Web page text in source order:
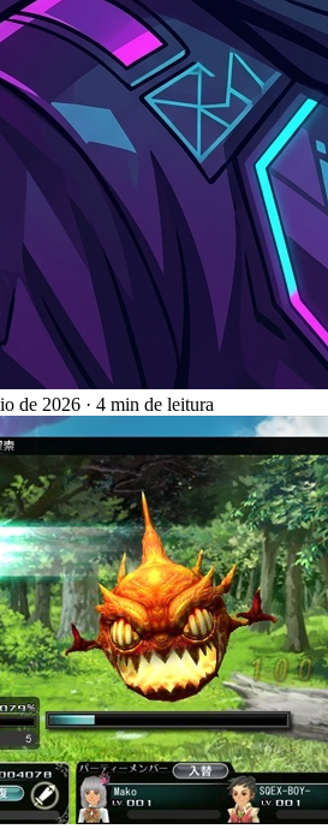
de 2026 · 4 min de leitura